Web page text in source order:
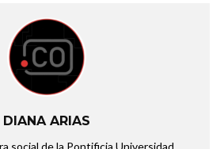
DIANA ARIAS
social de la Pontificia Universidad